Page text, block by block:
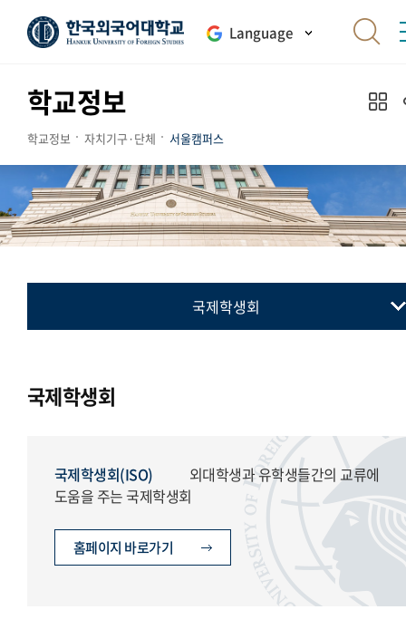
Language
학교정보
학교정보 자치기구·단체 서울캠퍼스
국제학생회
생활도서관
학생복지위원회
영상사업단
한국외대풍물패연합회
한국외대통역협회
한국외대119학군단
국제학생회
국제학생회(ISO)
외대학생과 유학생들간의 교류에
도움을 주는 국제학생회
홈페이지 바로가기